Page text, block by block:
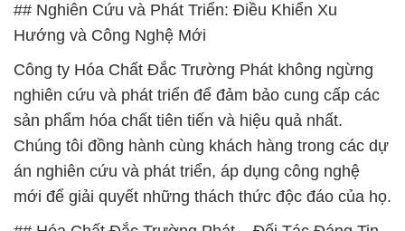
## Nghiên Cứu và Phát Triển: Điều Khiển Xu
Hướng và Công Nghệ Mới
Công ty Hóa Chất Đắc Trường Phát không ngừng
nghiên cứu và phát triển để đảm bảo cung cấp các
sản phẩm hóa chất tiên tiến và hiệu quả nhất.
Chúng tôi đồng hành cùng khách hàng trong các dự
án nghiên cứu và phát triển, áp dụng công nghệ
mới để giải quyết những thách thức độc đáo của họ.